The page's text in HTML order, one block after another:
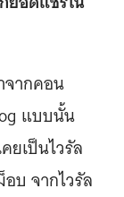
จากคอน
แบบนั้น
ยเป็นไวรัล
บ จากไวรัล